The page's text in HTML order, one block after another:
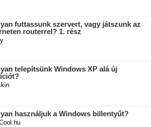
futtassunk szervert, vagy játszunk az
routerrel? 1. rész
telepítsünk Windows XP alá új
használjuk a Windows billentyűt?